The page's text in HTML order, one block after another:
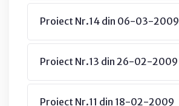
Proiect Nr.14 din 06-03-2009
Proiect Nr.13 din 26-02-2009
Proiect Nr.11 din 18-02-2009